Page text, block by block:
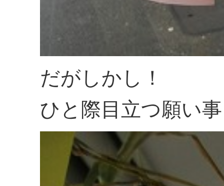
だがしかし！
ひと際目立つ願い